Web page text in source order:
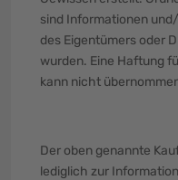
sind Informationen
des Eigentümers oder
wurden. Eine Haftung
kann nicht
Der oben genannte
lediglich zur